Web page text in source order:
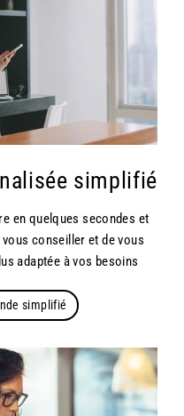
simplifié
en quelques secondes et
conseiller et de vous
adaptée à vos besoins
simplifié